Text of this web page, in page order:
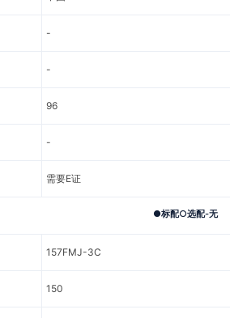
-
-
96
-
需要E证
●标配○选配-无
157FMJ-3C
150